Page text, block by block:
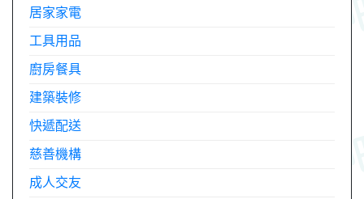
居家家電
工具用品
廚房餐具
建築裝修
快遞配送
慈善機構
成人交友